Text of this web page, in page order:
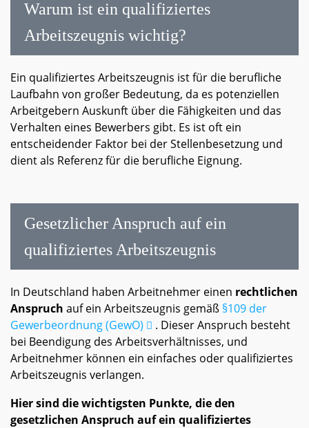
Warum ist ein qualifiziertes
Arbeitszeugnis wichtig?
Ein qualifiziertes Arbeitszeugnis ist für die berufliche
Laufbahn von großer Bedeutung, da es potenziellen
Arbeitgebern Auskunft über die Fähigkeiten und das
Verhalten eines Bewerbers gibt. Es ist oft ein
entscheidender Faktor bei der Stellenbesetzung und
dient als Referenz für die berufliche Eignung.
Gesetzlicher Anspruch auf ein
qualifiziertes Arbeitszeugnis
In Deutschland haben Arbeitnehmer einen rechtlichen
Anspruch auf ein Arbeitszeugnis gemäß §109 der
Gewerbeordnung (GewO)
. Dieser Anspruch besteht
bei Beendigung des Arbeitsverhältnisses, und
Arbeitnehmer können ein einfaches oder qualifiziertes
Arbeitszeugnis verlangen.
Hier sind die wichtigsten Punkte, die den
gesetzlichen Anspruch auf ein qualifiziertes